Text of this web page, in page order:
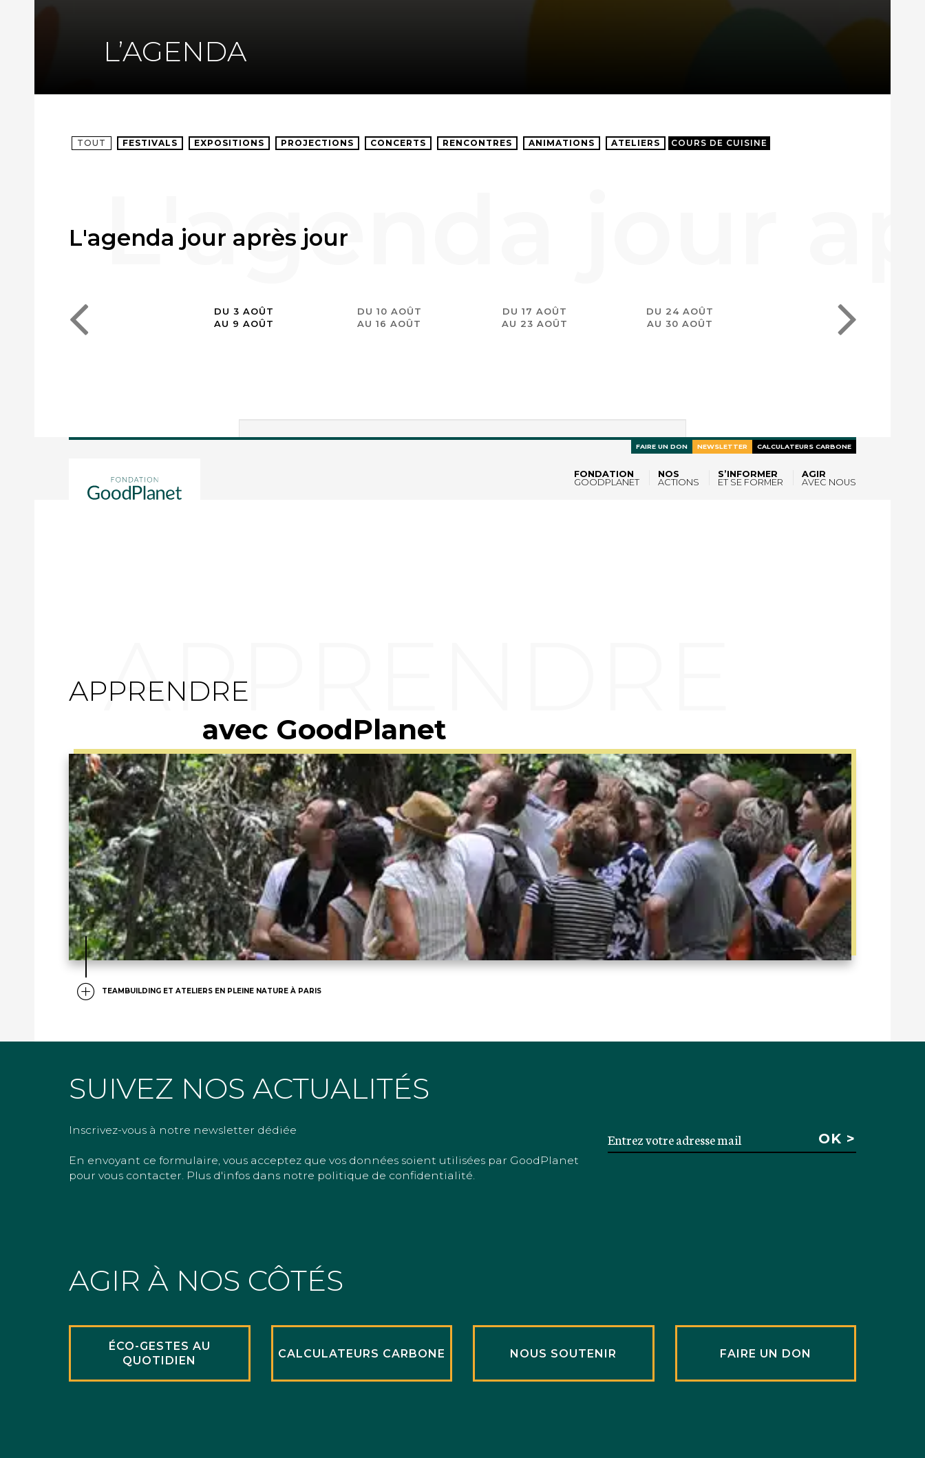
FONDATION
GOODPLANET
NOS
ACTIONS
S’INFORMER
ET SE FORMER
AGIR
AVEC NOUS
FAIRE UN DON NEWSLETTER CALCULATEURS CARBONE
L’AGENDA
TOUT FESTIVALS EXPOSITIONS PROJECTIONS CONCERTS RENCONTRES ANIMATIONS ATELIERS COURS DE CUISINE
L'agenda jour après jour
DU 3 AOÛT
AU 9 AOÛT
DU 10 AOÛT
AU 16 AOÛT
DU 17 AOÛT
AU 23 AOÛT
DU 24 AOÛT
AU 30 AOÛT
APPRENDRE
avec GoodPlanet
TEAMBUILDING ET ATELIERS EN PLEINE NATURE À PARIS
SUIVEZ NOS ACTUALITÉS
Inscrivez-vous à notre newsletter dédiée
En envoyant ce formulaire, vous acceptez que vos données soient utilisées par GoodPlanet
pour vous contacter. Plus d'infos dans notre politique de confidentialité.
AGIR À NOS CÔTÉS
ÉCO-GESTES AU
QUOTIDIEN
CALCULATEURS CARBONE NOUS SOUTENIR FAIRE UN DON